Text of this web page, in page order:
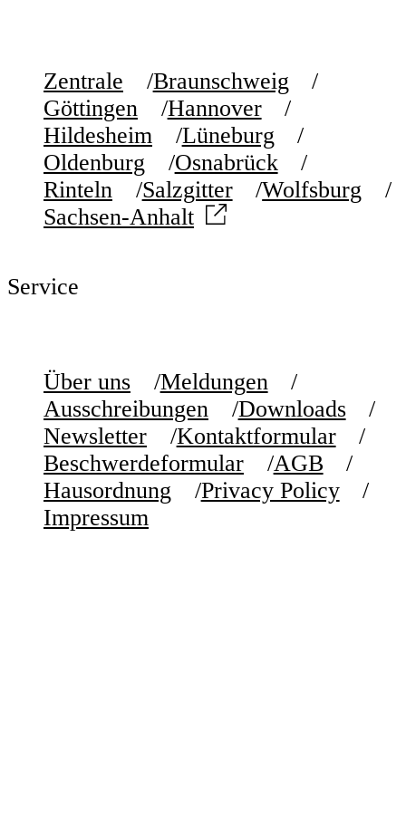
Zentrale
Braunschweig
Göttingen
Hannover
Hildesheim
Lüneburg
Oldenburg
Osnabrück
Rinteln
Salzgitter
Wolfsburg
Sachsen-Anhalt
Service
Über uns
Meldungen
Ausschreibungen
Downloads
Newsletter
Kontaktformular
Beschwerdeformular
AGB
Hausordnung
Privacy Policy
Impressum